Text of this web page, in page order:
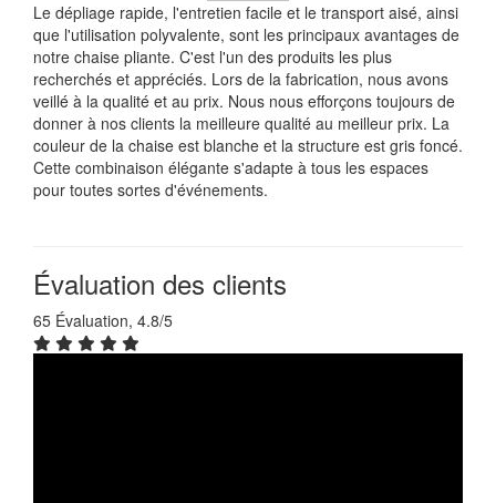
Le dépliage rapide, l'entretien facile et le transport aisé, ainsi
que l'utilisation polyvalente, sont les principaux avantages de
notre chaise pliante. C'est l'un des produits les plus
recherchés et appréciés. Lors de la fabrication, nous avons
veillé à la qualité et au prix. Nous nous efforçons toujours de
donner à nos clients la meilleure qualité au meilleur prix. La
couleur de la chaise est blanche et la structure est gris foncé.
Cette combinaison élégante s'adapte à tous les espaces
pour toutes sortes d'événements.
Évaluation des clients
65 Évaluation, 4.8/5